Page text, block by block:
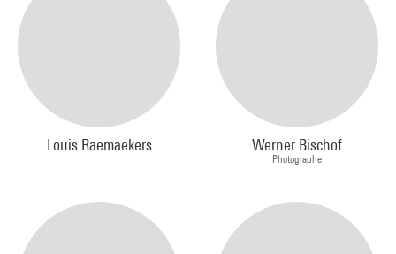
Louis Raemaekers Werner Bischof
Photographe